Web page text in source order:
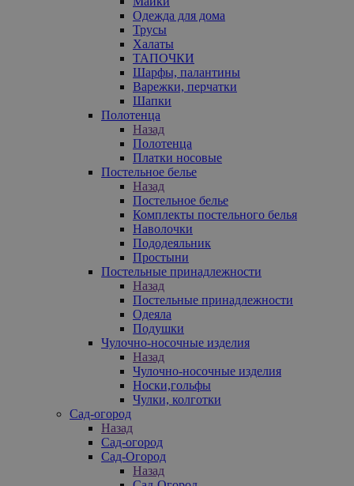
Одежда для дома
Трусы
Халаты
ТАПОЧКИ
Шарфы, палантины
Варежки, перчатки
Шапки
Полотенца
Назад
Полотенца
Платки носовые
Постельное белье
Назад
Постельное белье
Комплекты постельного белья
Наволочки
Пододеяльник
Простыни
Постельные принадлежности
Назад
Постельные принадлежности
Одеяла
Подушки
Чулочно-носочные изделия
Назад
Чулочно-носочные изделия
Носки,гольфы
Чулки, колготки
Сад-огород
Назад
Сад-огород
Сад-Огород
Назад